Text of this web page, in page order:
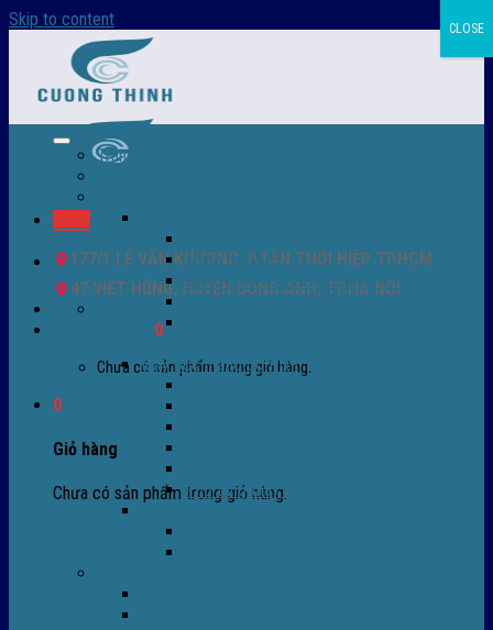
Skip to content
177/1 LÊ VĂN KHƯƠNG, P.TÂN THỚI HIỆP TP.HCM
47 VIỆT HÙNG, HUYỆN ĐÔNG ANH, TP.HÀ NỘI
0932 756 950
0
Chưa có sản phẩm trong giỏ hàng.
0
Giỏ hàng
Chưa có sản phẩm trong giỏ hàng.
Trang chủ – Màng co POF
Màng co PVC
Màng quấn PALLET- màng PE- màng chit
Màng skinpack - skinfilm - hút sát da
Máy bọc màng co POF
Phụ tùng thay thế
CLOSE